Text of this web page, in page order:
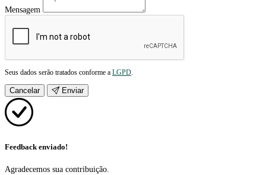
Mensagem
Seus dados serão tratados conforme a LGPD.
Cancelar Enviar
Feedback enviado!
Agradecemos sua contribuição.